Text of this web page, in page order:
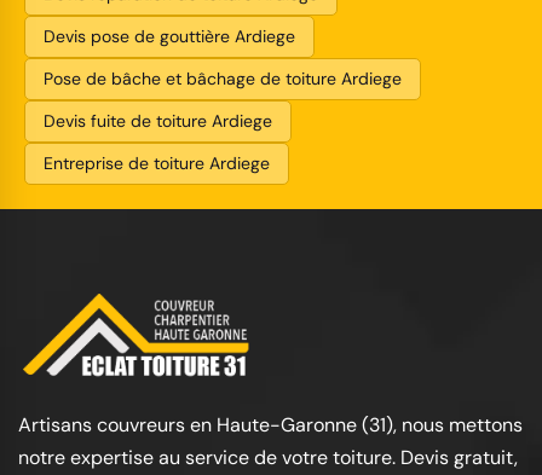
Devis pose de gouttière Ardiege
Pose de bâche et bâchage de toiture Ardiege
Devis fuite de toiture Ardiege
Entreprise de toiture Ardiege
Artisans couvreurs en Haute-Garonne (31), nous mettons
notre expertise au service de votre toiture. Devis gratuit,